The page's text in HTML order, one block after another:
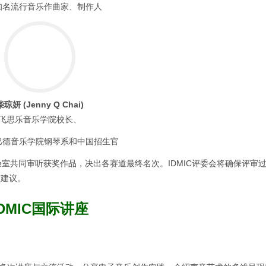
流行音乐作曲家、制作人
琼妍 (Jenny Q Chai)
思乐音乐学院校长、
音乐学院钢琴系和中国招生官
共同审听获奖作品，决出各赛道最终名次。IDMIC评委会将确保评审
议。
国际讲座